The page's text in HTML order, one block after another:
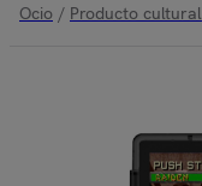
Ocio / Producto cultural